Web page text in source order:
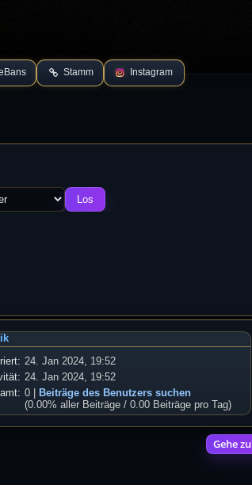
Stamm Instagram
24. Jan 2024, 19:52
24. Jan 2024, 19:52
0 |Beiträge des Benutzers suchen
(0.00% aller Beiträge / 0.00 Beiträge pro Tag)
Gehe zu